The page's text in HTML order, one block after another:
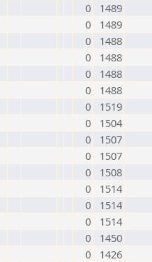
0
1489
0
1489
0
1488
0
1488
0
1488
0
1488
0
1519
0
1504
0
1507
0
1507
0
1508
0
1514
0
1514
0
1514
0
1450
0
1426